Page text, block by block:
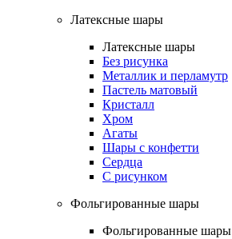
Латексные шары
Латексные шары
Без рисунка
Металлик и перламутр
Пастель матовый
Кристалл
Хром
Агаты
Шары с конфетти
Сердца
С рисунком
Фольгированные шары
Фольгированные шары